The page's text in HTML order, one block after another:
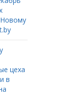
цеха
в